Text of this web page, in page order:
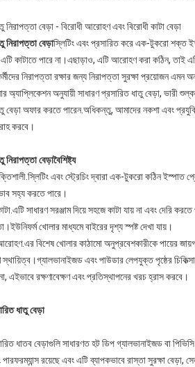
নিরাপত্তা বেড়া - বিরোধী আরোহণ এবং বিরোধী কাটা বেড়া
নিরাপত্তা বেড়াস্লিটিং এবং প্রসারিত করে এক-টুকরো শক্ত
এটি কাটাতে পারে না।এছাড়াও, এটি আরোহণ করা কঠিন, তাই
নিরাপত্তা রক্ষার জন্য নিরাপত্তা সুরক্ষা প্রয়োজন
অ্যাপ্লিকেশন অনুযায়ী সাধারণ প্রসারিত ধাতু বেড়া, ভারী
বেড়া অফার করতে পারেন.অধিকন্তু, আমাদের নকশা এবং
করবে।
নিরাপত্তা বেড়াবৈশিষ্ট্য
এবং স্ট্রেচিং দ্বারা এক-টুকরো কঠিন ইস্পাত
সহ্য করতে পারে।
সাধারণ সরঞ্জাম দিয়ে সহজে কাটা যায় না এবং দেরি
খোলার মাধ্যমে বাইরের দৃশ্য স্পষ্ট দেখা যায়।
বিশেষ খোলার কাঠামো অনুপ্রবেশকারীকে পায়ের
স্থায়িত্ব।গ্যালভানাইজড এবং পাউডার লেপযুক্ত পৃষ্ঠের
এইভাবে রক্ষণাবেক্ষণ এবং প্রতিস্থাপনের খরচ হ্রাস করবে।
ধাতু বেড়া
ধাতব বেড়াগুলি সাধারণত হট ডিপ গ্যালভানাইজড বা
পারফরম্যান্স রয়েছে এবং এটি ব্যাপকভাবে রাস্তা সুরক্ষা বেড়া,